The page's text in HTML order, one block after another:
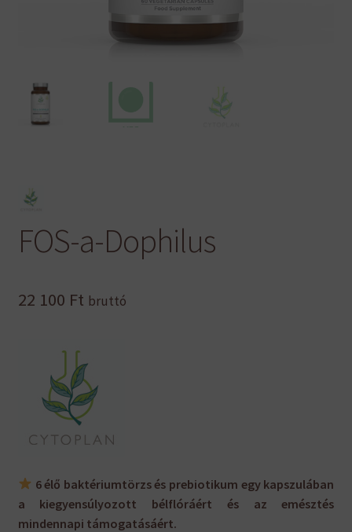
FOS-a-Dophilus
22 100 Ft bruttó
6 élő baktériumtörzs és prebiotikum egy kapszulában
a kiegyensúlyozott bélflóráért és az emésztés
mindennapi támogatásáért.